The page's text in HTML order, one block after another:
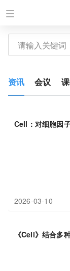
资讯 会议
Cell：对细胞因
2026-03-10
《Cell》结合多